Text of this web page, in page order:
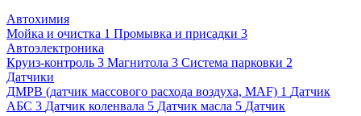
Автохимия
Мойка и очистка 1 Промывка и присадки 3
Автоэлектроника
Круиз-контроль 3 Магнитола 3 Система парковки 2
Датчики
ДМРВ (датчик массового расхода воздуха, MAF) 1 Датчик
АБС 3 Датчик коленвала 5 Датчик масла 5 Датчик